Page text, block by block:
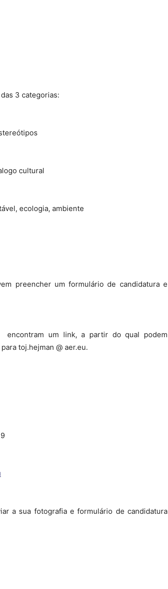
3 categorias:
cultural
ecologia, ambiente
preencher um formulário de candidatura e
encontram um link, a partir do qual podem
toj.hejman @ aer.eu.
a sua fotografia e formulário de candidatura